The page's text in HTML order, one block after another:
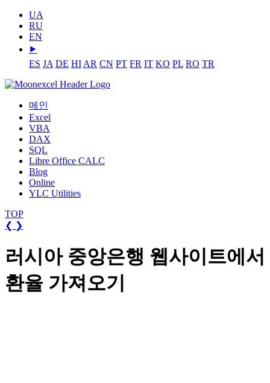
UA
RU
EN
⯈
ES JA DE HI AR CN PT FR IT KO PL RO TR
메인
Excel
VBA
DAX
SQL
Libre Office CALC
Blog
Online
YLC Utilities
TOP
❮ ❯
러시아 중앙은행 웹사이트에서
환율 가져오기